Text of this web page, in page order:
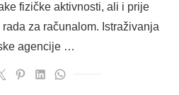
fizičke aktivnosti, ali i prije
za računalom. Istraživanja
agencije …